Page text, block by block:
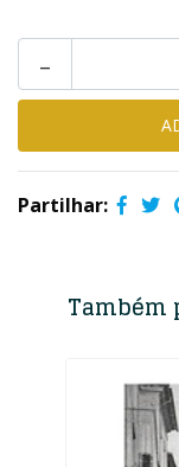
-
Partilhar:
Também